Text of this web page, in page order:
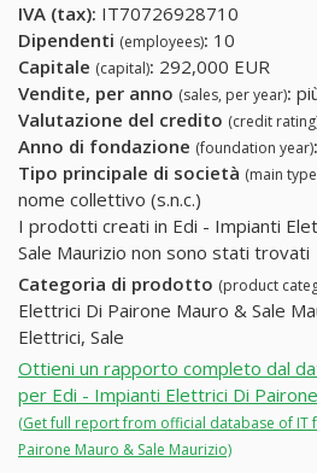
IVA (tax): IT70726928710
Dipendenti (employees): 10
Capitale (capital): 292,000 EUR
Vendite, per anno (sales, per year):
Valutazione del credito (credit
Anno di fondazione (foundation year):
Tipo principale di società (main
nome collettivo (s.n.c.)
I prodotti creati in Edi - Impianti
Sale Maurizio non sono stati trovati
Categoria di prodotto (product
Elettrici Di Pairone Mauro & Sale
Elettrici, Sale
Ottieni un rapporto completo dal
per Edi - Impianti Elettrici Di
(Get full report from official database of IT
Pairone Mauro & Sale Maurizio)